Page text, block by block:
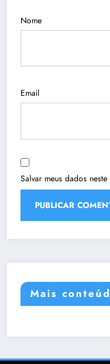
Nome
Email
Salvar meus dados
Mais